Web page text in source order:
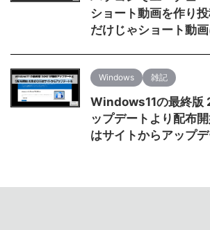
ショート動画を作り
だけじゃショート動
Windows 雑記
Windows11の最終版
ップデートより配布
はサイトからアップ